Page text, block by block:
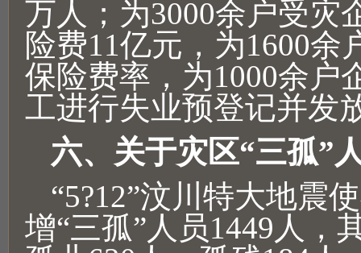
万人；为3000余户受灾
险费11亿元，为1600余
保险费率，为1000余户
工进行失业预登记并发
六、关于灾区“三孤”
“5?12”汶川特大地震
增“三孤”人员1449人，